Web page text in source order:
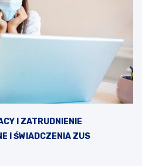
I ZATRUDNIENIE
I ŚWIADCZENIA ZUS